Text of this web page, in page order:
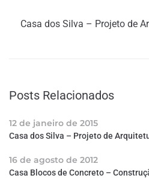
Casa dos Silva – Projeto de
Posts Relacionados
12 de janeiro de 2015
Casa dos Silva – Projeto de
16 de agosto de 2012
Casa Blocos de Concreto –